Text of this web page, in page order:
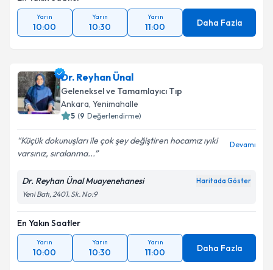
Yarın
10:00
Yarın
10:30
Yarın
11:00 Daha Fazla
Dr. Reyhan Ünal
Geleneksel ve Tamamlayıcı Tıp
Ankara, Yenimahalle
5 (9 Değerlendirme)
Küçük dokunuşları ile çok şey değiştiren hocamız ıyıki
varsınız, sıralanma...
Devamı
Dr. Reyhan Ünal Muayenehanesi Haritada Göster
Yeni Batı, 2401. Sk. No:9
En Yakın Saatler
Yarın
10:00
Yarın
10:30
Yarın
11:00 Daha Fazla